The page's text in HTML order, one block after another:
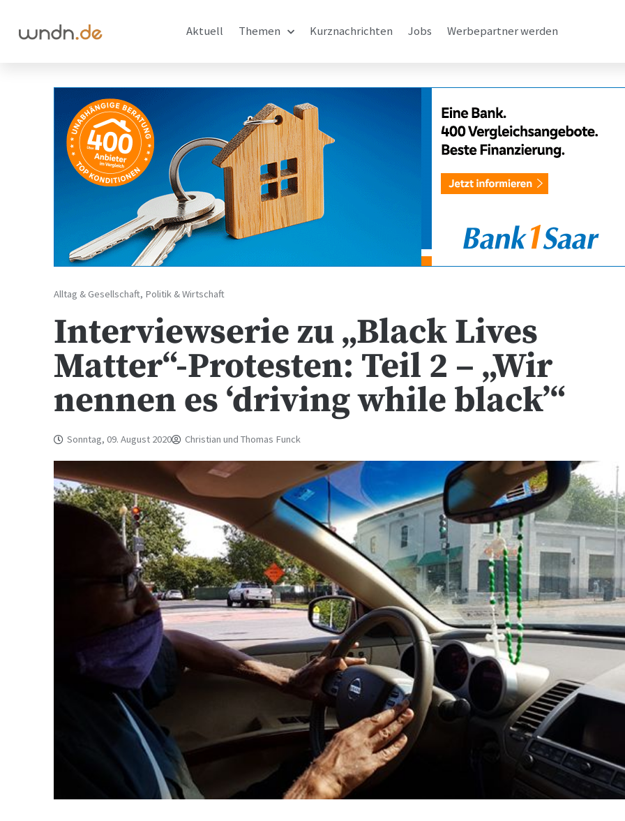
Aktuell Themen Kurznachrichten Jobs Werbepartner werden
Alltag & Gesellschaft, Politik & Wirtschaft
Interviewserie zu „Black Lives
Matter“-Protesten: Teil 2 – „Wir
nennen es ‘driving while black’“
Sonntag, 09. August 2020 Christian und Thomas Funck